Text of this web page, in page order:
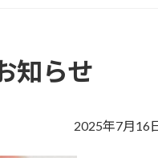
知らせ
2025年7月16